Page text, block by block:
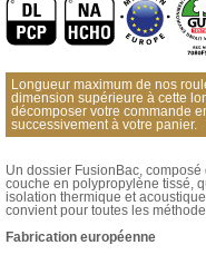
Longueur maximum de nos
dimension supérieure à cette
décomposer votre commande
successivement à votre panier.
Un dossier FusionBac,
couche en polypropylène tissé,
isolation thermique et
convient pour toutes les
Fabrication européenne